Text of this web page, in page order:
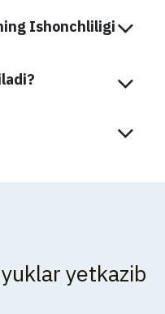
Ishonchliligi
yetkazib